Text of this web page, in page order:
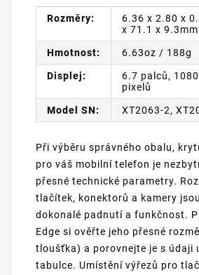
Rozměry:
6.36 x 2.80 x
x 71.1 x 9.3mm
Hmotnost: 6.63oz / 188g
Displej:
6.7 palců,
pixelů
Model SN: XT2063-2,
Při výběru správného obalu,
pro váš mobilní telefon je
přesné technické parametry.
tlačítek, konektorů a kamery
dokonalé padnutí a funkčnost.
Edge si ověřte jeho přesné
tloušťka) a porovnejte je s údaji
tabulce. Umístění výřezů pro